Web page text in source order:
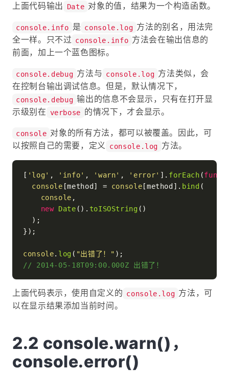
上面代码输出 Date 对象的值，结果为一个构造函数。
console.info 是 console.log 方法的别名，用法完
全一样。只不过 console.info 方法会在输出信息的
前面，加上一个蓝色图标。
console.debug 方法与 console.log 方法类似，会
在控制台输出调试信息。但是，默认情况下，
console.debug 输出的信息不会显示，只有在打开显
示级别在 verbose 的情况下，才会显示。
console 对象的所有方法，都可以被覆盖。因此，可
以按照自己的需要，定义
console.log 方法。
[ 'log' , 'info' , 'warn' , 'error' ]. forEach (
console [method] = console[method]. bind (
console ,
new Date (). toISOString ()
  );
});
console. log ( "出错了！"
// 2014-05-18T09:00.000Z 出错了！
上面代码表示，使用自定义的 console.log 方法，可
以在显示结果添加当前时间。
console.warn()，
console.error()